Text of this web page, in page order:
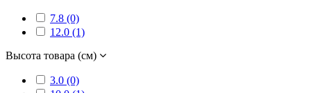
7.8 (0)
12.0 (1)
Высота товара (см)
3.0 (0)